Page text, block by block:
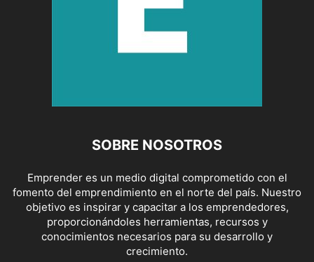
SOBRE NOSOTROS
Emprender es un medio digital comprometido con el
fomento del emprendimiento en el norte del país. Nuestro
objetivo es inspirar y capacitar a los emprendedores,
proporcionándoles herramientas, recursos y
conocimientos necesarios para su desarrollo y
crecimiento.